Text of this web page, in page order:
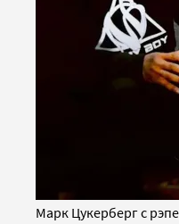
Марк Цукерберг c